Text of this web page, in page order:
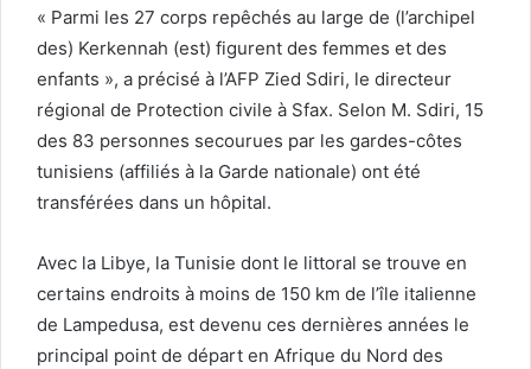
« Parmi les 27 corps repêchés au large de (l’archipel
des) Kerkennah (est) figurent des femmes et des
enfants », a précisé à l’AFP Zied Sdiri, le directeur
régional de Protection civile à Sfax. Selon M. Sdiri, 15
des 83 personnes secourues par les gardes-côtes
tunisiens (affiliés à la Garde nationale) ont été
transférées dans un hôpital.
Avec la Libye, la Tunisie dont le littoral se trouve en
certains endroits à moins de 150 km de l’île italienne
de Lampedusa, est devenu ces dernières années le
principal point de départ en Afrique du Nord des